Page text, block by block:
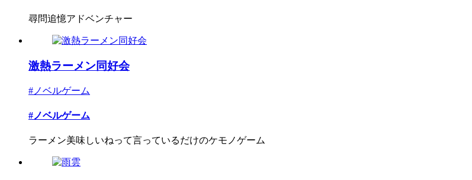
尋問追憶アドベンチャー
激熱ラーメン同好会
#ノベルゲーム
#ノベルゲーム
ラーメン美味しいねって言っているだけのケモノゲーム